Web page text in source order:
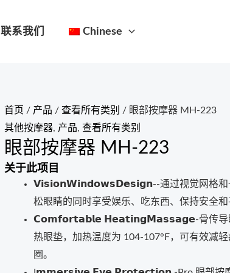
联系我们 Chinese
首页 / 产品 / 查看所有类别 / 眼部按摩器 MH-223
其他按摩器, 产品, 查看所有类别
眼部按摩器 MH-223
关于此项目
𝗩𝗶𝘀𝗶𝗼𝗻𝗪𝗶𝗻𝗱𝗼𝘄𝘀𝗗𝗲𝘀𝗶𝗴𝗻--通过视觉网格和
松眼睛的同时享受娱乐、吃东西、保持安全和
𝗖𝗼𝗺𝗳𝗼𝗿𝘁𝗮𝗯𝗹𝗲 𝗛𝗲𝗮𝘁𝗶𝗻𝗴𝗠𝗮𝘀𝘀𝗮𝗴𝗲-骨传导
热眼垫，加热温度为 104-107°F，可有效减
圈。